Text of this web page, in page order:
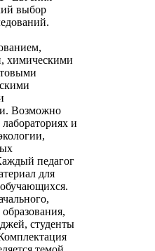
выбор
химическими
Возможно
и
педагог
для
студенты